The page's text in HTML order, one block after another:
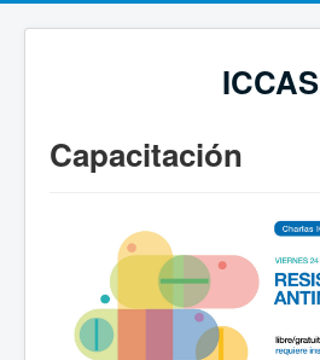
ICCAS
Capacitación